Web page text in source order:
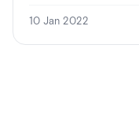
10 Jan 2022